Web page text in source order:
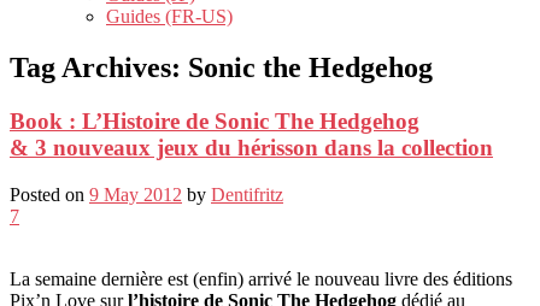
Guides (FR-US)
Tag Archives: Sonic the Hedgehog
Book : L’Histoire de Sonic The Hedgehog
& 3 nouveaux jeux du hérisson dans la collection
Posted on 9 May 2012 by Dentifritz
7
La semaine dernière est (enfin) arrivé le nouveau livre des éditions
Pix’n Love surl’histoire de Sonic The Hedgehog dédié au